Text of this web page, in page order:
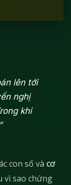
lên tới
nghị
khi
con số và cơ
vì sao chứng